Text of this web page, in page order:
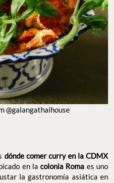
FOTO: INSTAGRAM @GALANGATHAIHOUSE
,VietnamyJapón, por
sus currys son lo mejor. Te